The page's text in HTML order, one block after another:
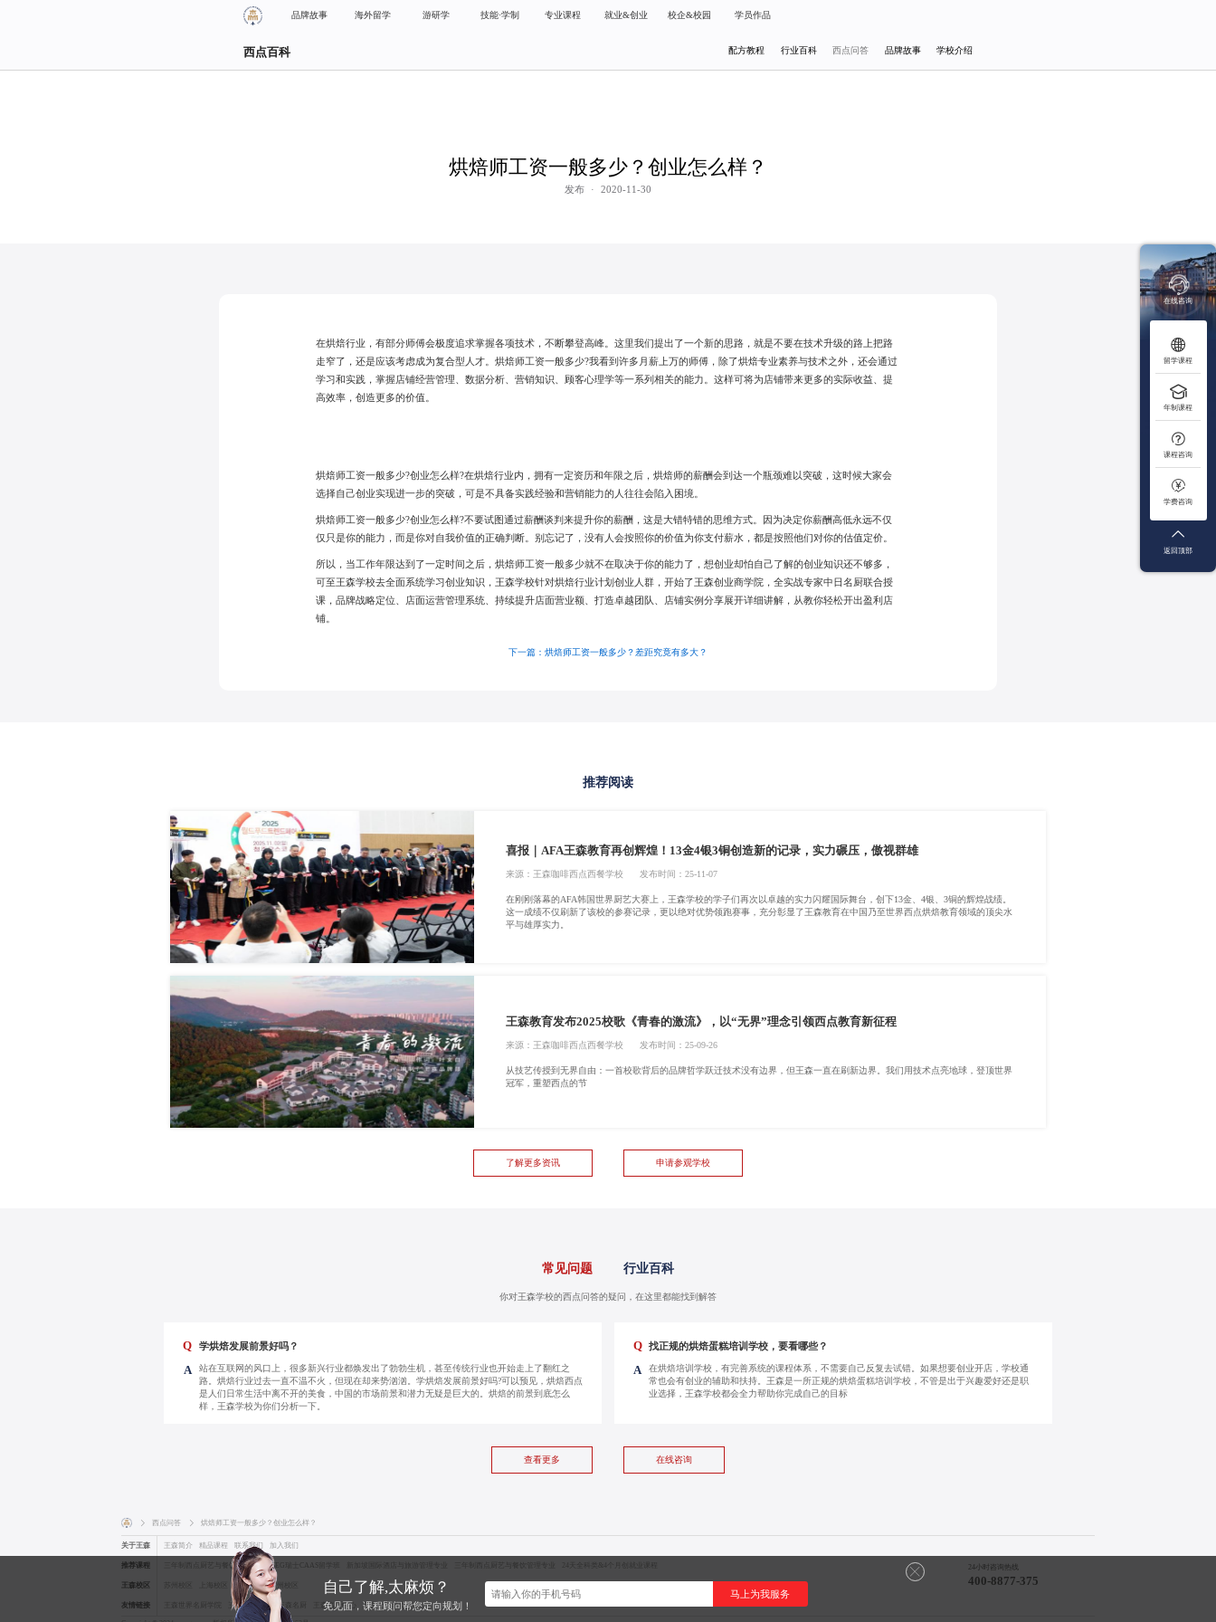
品牌故事 海外留学 游研学 技能·学制 专业课程 就业&创业 校企&校园 学员作品
西点百科 配方教程 行业百科 西点问答 品牌故事 学校介绍
烘焙师工资一般多少？创业怎么样？
发布 · 2020-11-30
在烘焙行业，有部分师傅会极度追求掌握各项技术，不断攀登高峰。这里我们提出了一个新的思路，就是不要在技术升级的路上把路
走窄了，还是应该考虑成为复合型人才。烘焙师工资一般多少?我看到许多月薪上万的师傅，除了烘焙专业素养与技术之外，还会通过
学习和实践，掌握店铺经营管理、数据分析、营销知识、顾客心理学等一系列相关的能力。这样可将为店铺带来更多的实际收益、提
高效率，创造更多的价值。
烘焙师工资一般多少?创业怎么样?在烘焙行业内，拥有一定资历和年限之后，烘焙师的薪酬会到达一个瓶颈难以突破，这时候大家会
选择自己创业实现进一步的突破，可是不具备实践经验和营销能力的人往往会陷入困境。
烘焙师工资一般多少?创业怎么样?不要试图通过薪酬谈判来提升你的薪酬，这是大错特错的思维方式。因为决定你薪酬高低永远不仅
仅只是你的能力，而是你对自我价值的正确判断。别忘记了，没有人会按照你的价值为你支付薪水，都是按照他们对你的估值定价。
所以，当工作年限达到了一定时间之后，烘焙师工资一般多少就不在取决于你的能力了，想创业却怕自己了解的创业知识还不够多，
可至王森学校去全面系统学习创业知识，王森学校针对烘焙行业计划创业人群，开始了王森创业商学院，全实战专家中日名厨联合授
课，品牌战略定位、店面运营管理系统、持续提升店面营业额、打造卓越团队、店铺实例分享展开详细讲解，从教你轻松开出盈利店
铺。
下一篇：烘焙师工资一般多少？差距究竟有多大？
推荐阅读
喜报｜AFA王森教育再创辉煌！13金4银3铜创造新的记录，实力碾压，傲视群雄
来源： 王森咖啡西点西餐学校 发布时间：25-11-07
在刚刚落幕的AFA韩国世界厨艺大赛上，王森学校的学子们再次以卓越的实力闪耀国际舞台，创下13金、4银、3铜的辉煌战绩。
这一成绩不仅刷新了该校的参赛记录，更以绝对优势领跑赛事，充分彰显了王森教育在中国乃至世界西点烘焙教育领域的顶尖水
平与雄厚实力。
王森教育发布2025校歌《青春的激流》，以“无界”理念引领西点教育新征程
来源： 王森咖啡西点西餐学校 发布时间：25-09-26
从技艺传授到无界自由：一首校歌背后的品牌哲学跃迁技术没有边界，但王森一直在刷新边界。我们用技术点亮地球，登顶世界
冠军，重塑西点的节
了解更多资讯 申请参观学校
常见问题 行业百科
你对王森学校的西点问答的疑问，在这里都能找到解答
Q 学烘焙发展前景好吗？
A
站在互联网的风口上，很多新兴行业都焕发出了勃勃生机，甚至传统行业也开始走上了翻红之
路。烘焙行业过去一直不温不火，但现在却来势汹汹。学烘焙发展前景好吗?可以预见，烘焙西点
是人们日常生活中离不开的美食，中国的市场前景和潜力无疑是巨大的。烘焙的前景到底怎么
样，王森学校为你们分析一下。
Q 找正规的烘焙蛋糕培训学校，要看哪些？
A
在烘焙培训学校，有完善系统的课程体系，不需要自己反复去试错。如果想要创业开店，学校通
常也会有创业的辅助和扶持。王森是一所正规的烘焙蛋糕培训学校，不管是出于兴趣爱好还是职
业选择，王森学校都会全力帮助你完成自己的目标
查看更多 在线咨询
 西点问答  烘焙师工资一般多少？创业怎么样？
关于王森 王森简介 精品课程 联系我们 加入我们
推荐课程 三年制西点厨艺与餐饮管理专业 SEG瑞士CAAS留学班
王森校区 广州校区 杭州校区
友情链接 王森名厨学院 王森名厨 王森名厨中心 王森上海名厨中心
24小时咨询热线
400-8877-375

在线咨询

留学课程

年制课程

课程咨询

学费咨询

返回顶部
自己了解,太麻烦？
免见面，课程顾问帮您定向规划！
马上为我服务
